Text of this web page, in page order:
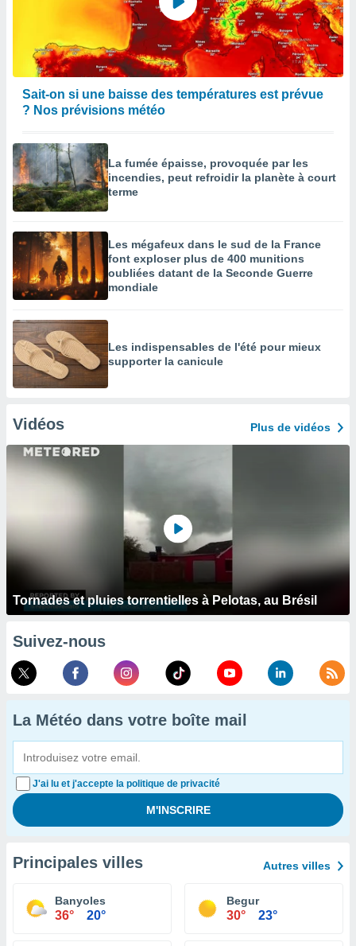
Sait-on si une baisse des températures est prévue
? Nos prévisions météo
La fumée épaisse, provoquée par les
incendies, peut refroidir la planète à court
terme
Les mégafeux dans le sud de la France
font exploser plus de 400 munitions
oubliées datant de la Seconde Guerre
mondiale
Les indispensables de l'été pour mieux
supporter la canicule
Vidéos Plus de vidéos
Tornades et pluies torrentielles à Pelotas, au Brésil
Suivez-nous
La Météo dans votre boîte mail
J'ai lu et j'accepte la politique de privacité
Principales villes Autres villes
Banyoles
36° 20°
Begur
30° 23°